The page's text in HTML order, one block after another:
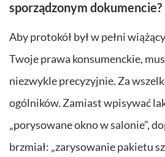
sporządzonym dokumencie?
Aby protokół był w pełni
Twoje prawa konsumenckie,
niezwykle precyzyjnie. Za
ogólników. Zamiast wpisywać
„porysowane okno w salonie”,
brzmiał: „zarysowanie pakietu